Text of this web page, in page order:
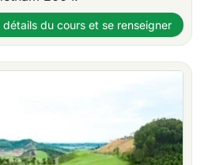
détails du cours et se renseigner